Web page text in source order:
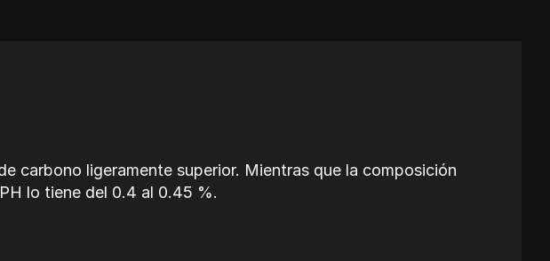
carbono ligeramente superior. Mientras que la composición
lo tiene del 0.4 al 0.45 %.